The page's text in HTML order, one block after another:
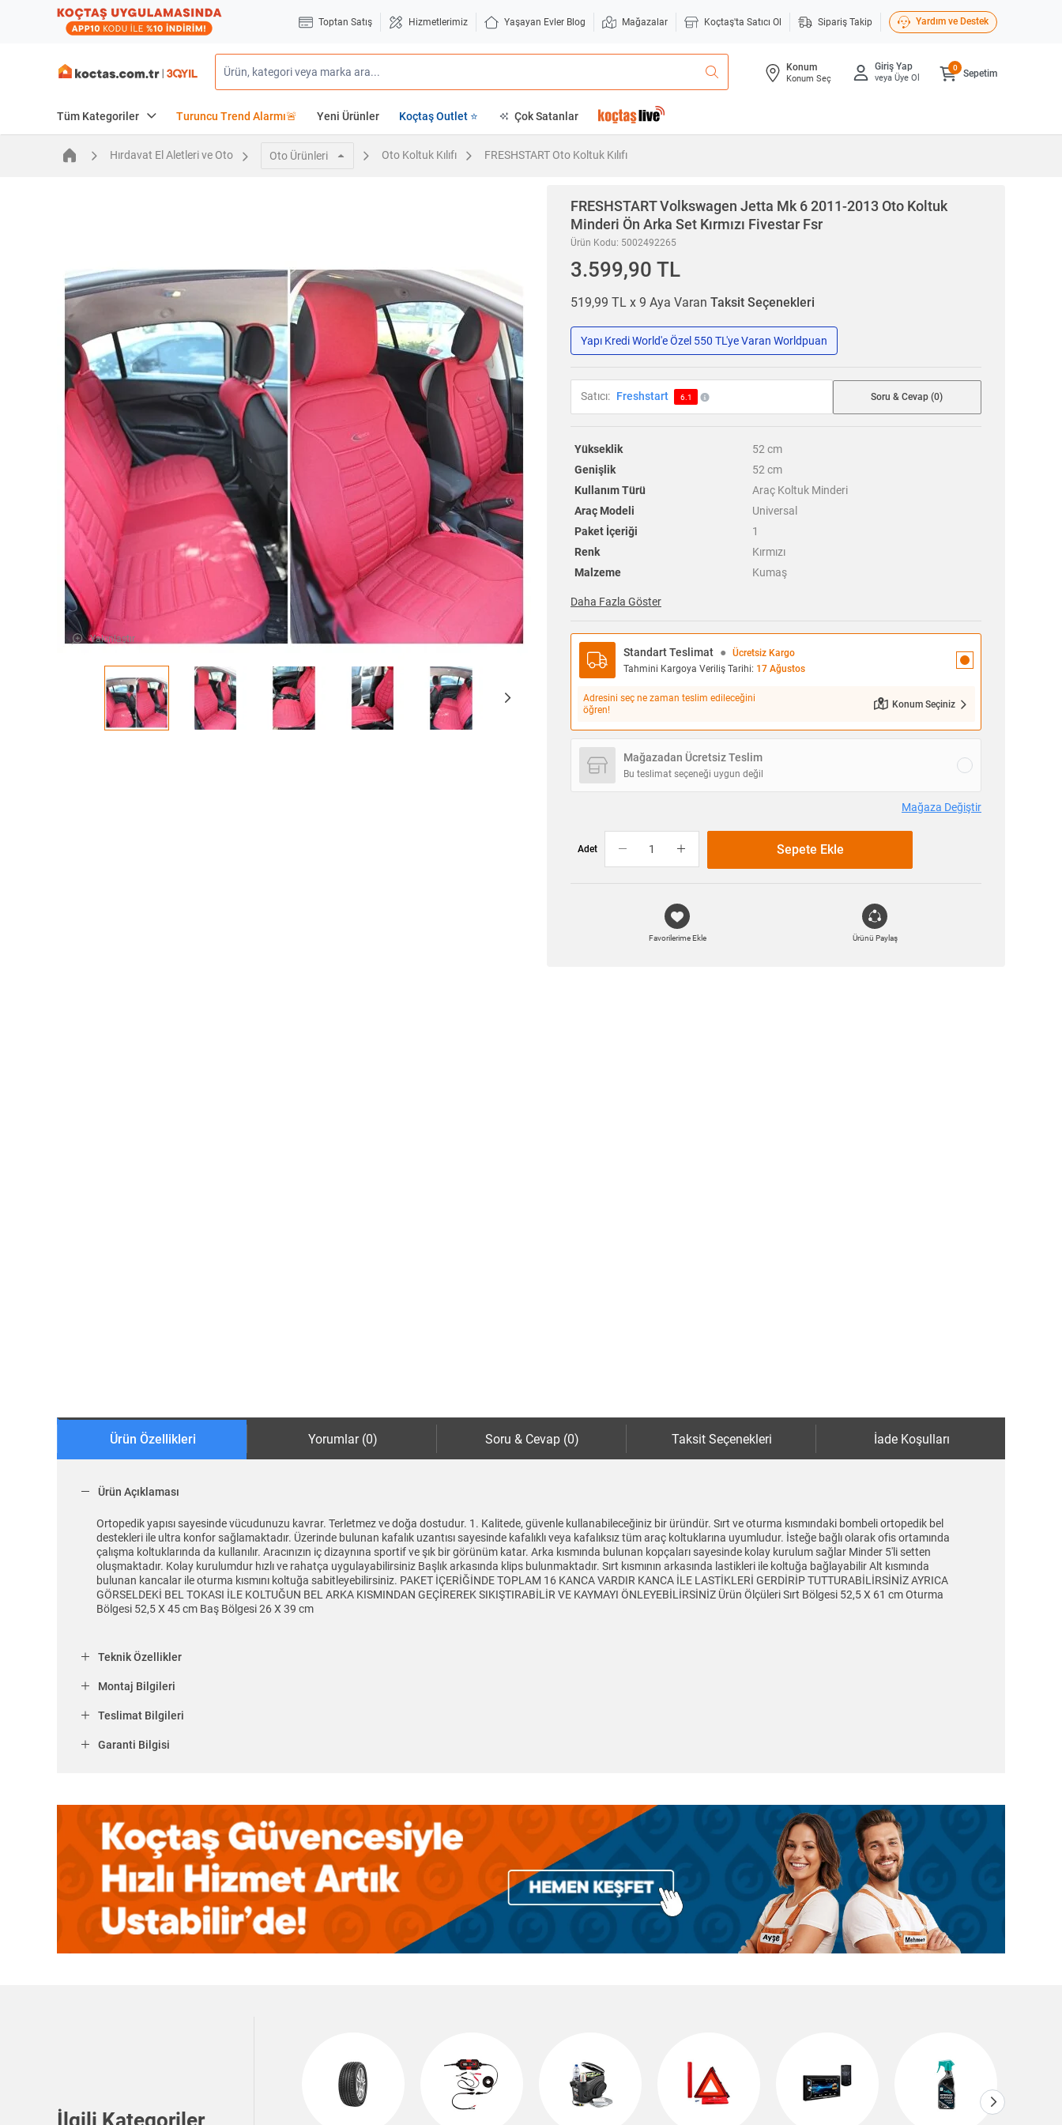
Toptan Satış Hizmetlerimiz Yaşayan Evler Blog Mağazalar Koçtaş'ta Satıcı Ol Sipariş Takip Yardım ve Destek
Konum
Konum Seç
Giriş Yap
veya Üye Ol Sepetim
0
Tüm Kategoriler Turuncu Trend Alarmı🚨 Yeni Ürünler Koçtaş Outlet ⭐ Çok Satanlar
Hırdavat El Aletleri ve Oto Oto Ürünleri Oto Koltuk Kılıfı FRESHSTART Oto Koltuk Kılıfı
Yakınlaştır
FRESHSTARTVolkswagen Jetta Mk 6 2011-2013 Oto Koltuk
Minderi Ön Arka Set Kırmızı Fivestar Fsr
Ürün Kodu: 5002492265
3.599,90 TL
519,99 TL x 9 Aya Varan Taksit Seçenekleri
Yapı Kredi World'e Özel 550 TL'ye Varan Worldpuan
Satıcı: Freshstart 6.1 Soru & Cevap (0)
Yükseklik 52 cm
Genişlik
52 cm
Kullanım Türü
Araç Koltuk Minderi
Araç Modeli
Universal
Paket İçeriği
1
Renk
Kırmızı
Malzeme
Kumaş
Daha Fazla Göster
Standart Teslimat ●
Ücretsiz Kargo
Tahmini Kargoya Veriliş Tarihi: 17 Ağustos
Adresini seç ne zaman teslim edileceğini
öğren!
Konum Seçiniz
Mağazadan Ücretsiz Teslim
Bu teslimat seçeneği uygun değil
Mağaza Değiştir
Adet Sepete Ekle
Favorilerime Ekle Ürünü Paylaş
Ürün Özellikleri Yorumlar (0) Soru & Cevap (0) Taksit Seçenekleri İade Koşulları
Ürün Açıklaması
Ortopedik yapısı sayesinde vücudunuzu kavrar. Terletmez ve doğa dostudur. 1. Kalitede, güvenle kullanabileceğiniz bir üründür. Sırt ve oturma kısmındaki bombeli ortopedik bel
destekleri ile ultra konfor sağlamaktadır. Üzerinde bulunan kafalık uzantısı sayesinde kafalıklı veya kafalıksız tüm araç koltuklarına uyumludur. İsteğe bağlı olarak ofis ortamında
çalışma koltuklarında da kullanılır. Aracınızın iç dizaynına sportif ve şık bir görünüm katar. Arka kısmında bulunan kopçaları sayesinde kolay kurulum sağlar Minder 5'li setten
oluşmaktadır. Kolay kurulumdur hızlı ve rahatça uygulayabilirsiniz Başlık arkasında klips bulunmaktadır. Sırt kısmının arkasında lastikleri ile koltuğa bağlayabilir Alt kısmında
bulunan kancalar ile oturma kısmını koltuğa sabitleyebilirsiniz. PAKET İÇERİĞİNDE TOPLAM 16 KANCA VARDIR KANCA İLE LASTİKLERİ GERDİRİP TUTTURABİLİRSİNİZ AYRICA
GÖRSELDEKİ BEL TOKASI İLE KOLTUĞUN BEL ARKA KISMINDAN GEÇİREREK SIKIŞTIRABİLİR VE KAYMAYI ÖNLEYEBİLİRSİNİZ Ürün Ölçüleri Sırt Bölgesi 52,5 X 61 cm Oturma
Bölgesi 52,5 X 45 cm Baş Bölgesi 26 X 39 cm
Teknik Özellikler
Montaj Bilgileri
Teslimat Bilgileri
Garanti Bilgisi